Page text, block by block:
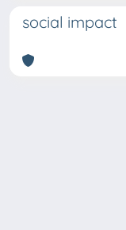
social impact